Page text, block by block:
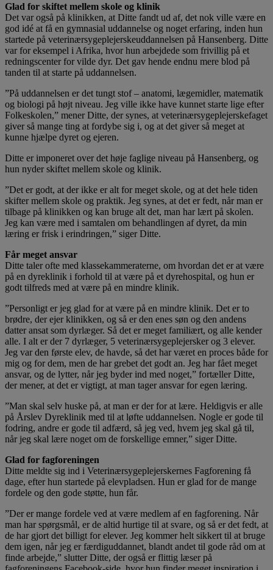
Glad for skiftet mellem skole og klinik
Det var også på klinikken, at Ditte fandt ud af, det nok ville være en
god idé at få en gymnasial uddannelse og noget erfaring, inden hun
startede på veterinærsygeplejerskeuddannelsen på Hansenberg. Ditte
var for eksempel i Afrika, hvor hun arbejdede som frivillig på et
redningscenter for vilde dyr. Det gav hende endnu mere blod på
tanden til at starte på uddannelsen.
”På uddannelsen er det tungt stof – anatomi, lægemidler, matematik
og biologi på højt niveau. Jeg ville ikke have kunnet starte lige efter
Folkeskolen,” mener Ditte, der synes, at veterinærsygeplejerskefaget
giver så mange ting at fordybe sig i, og at det giver så meget at
kunne hjælpe dyret og ejeren.
Ditte er imponeret over det høje faglige niveau på Hansenberg, og
hun nyder skiftet mellem skole og klinik.
”Det er godt, at der ikke er alt for meget skole, og at det hele tiden
skifter mellem skole og praktik. Jeg synes, at det er fedt, når man er
tilbage på klinikken og kan bruge alt det, man har lært på skolen.
Jeg kan være med i samtalen om behandlingen af dyret, da min
læring er frisk i erindringen,” siger Ditte.
Får meget ansvar
Ditte taler ofte med klassekammeraterne, om hvordan det er at være
på en dyreklinik i forhold til at være på et dyrehospital, og hun er
godt tilfreds med at være på en mindre klinik.
”Personligt er jeg glad for at være på en mindre klinik. Det er to
brødre, der ejer klinikken, og så er den enes søn og den andens
datter ansat som dyrlæger. Så det er meget familiært, og alle kender
alle. I alt er der 7 dyrlæger, 5 veterinærsygeplejersker og 3 elever.
Jeg var den første elev, de havde, så det har været en proces både for
mig og for dem, men de har grebet det godt an. Jeg har fået meget
ansvar, og de lytter, når jeg byder ind med noget,” fortæller Ditte,
der mener, at det er vigtigt, at man tager ansvar for egen læring.
”Man skal selv huske på, at man er der for at lære. Heldigvis er alle
på Årslev Dyreklinik med til at løfte uddannelsen. Nogle er gode til
fodring, andre er gode til adfærd, så jeg ved, hvem jeg skal gå til,
når jeg skal lære noget om de forskellige emner,” siger Ditte.
Glad for fagforeningen
Ditte meldte sig ind i Veterinærsygeplejerskernes Fagforening få
dage, efter hun startede på elevpladsen. Hun er glad for de mange
fordele og den gode støtte, hun får.
”Der er mange fordele ved at være medlem af en fagforening. Når
man har spørgsmål, er de altid hurtige til at svare, og så er det fedt, at
de har gjort det billigt for elever. Jeg kommer helt sikkert til at bruge
dem igen, når jeg er færdiguddannet, blandt andet til gode råd om at
finde arbejde,” slutter Ditte, der også er flittig læser på